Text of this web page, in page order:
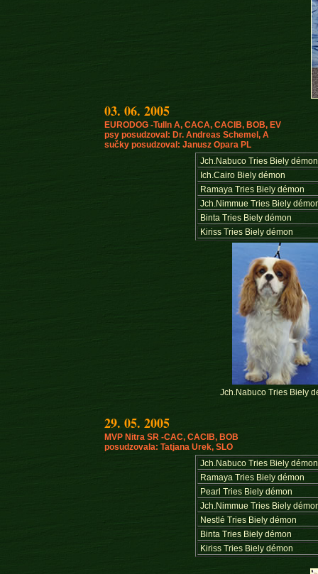
03. 06. 2005
EURODOG -Tulln A, CACA, CACIB, BOB, EV
psy posudzoval: Dr. Andreas Schemel, A
sučky posudzoval: Janusz Opara PL
Jch.Nabuco Tries Biely démon
Ich.Cairo Biely démon
Ramaya Tries Biely démon
Jch.Nimmue Tries Biely
Binta Tries Biely démon
Kiriss Tries Biely démon
Jch.Nabuco Tries Biely
29. 05. 2005
MVP Nitra SR -CAC, CACIB, BOB
posudzovala: Tatjana Urek, SLO
Jch.Nabuco Tries Biely démon
Ramaya Tries Biely démon
Pearl Tries Biely démon
Jch.Nimmue Tries Biely
Nestlé Tries Biely démon
Binta Tries Biely démon
Kiriss Tries Biely démon